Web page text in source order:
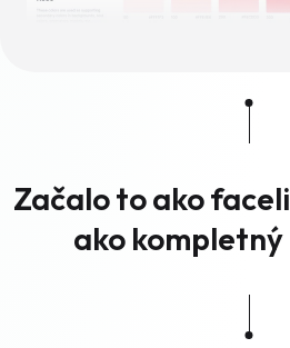
Začalo to ako
ako